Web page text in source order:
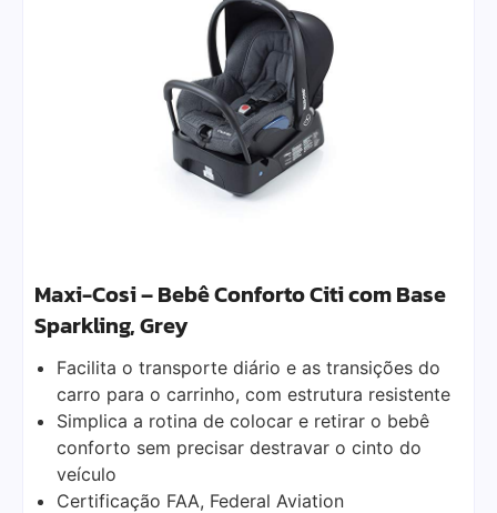
Maxi-Cosi – Bebê Conforto Citi com Base
Sparkling, Grey
Facilita o transporte diário e as transições do
carro para o carrinho, com estrutura resistente
Simplica a rotina de colocar e retirar o bebê
conforto sem precisar destravar o cinto do
veículo
Certificação FAA, Federal Aviation